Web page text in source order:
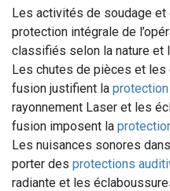
Les activités de soudage
protection intégrale de
classifiés selon la nature et
Les chutes de pièces et
fusion justifient la
rayonnement Laser et les
fusion imposent la
Les nuisances sonores
porter des protections
radiante et les